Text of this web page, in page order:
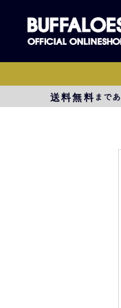
すべて
タオル
送料無料まで